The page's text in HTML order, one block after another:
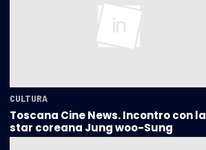
CULTURA
Toscana Cine News. Incontro con la
star coreana Jung woo-Sung